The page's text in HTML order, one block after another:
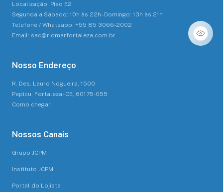
Localização: Piso E2
Segunda a Sábado: 10h às 22h - Domingo: 13h às 21h
Telefone / Whatsapp: +55 85 3066-2002
Email: sac@riomarfortaleza.com.br
Nosso Endereço
R. Des. Lauro Nogueira, 1500
Papicu, Fortaleza - CE, 60175-055
Como chegar
Nossos Canais
Grupo JCPM
Instituto JCPM
Portal do Lojista